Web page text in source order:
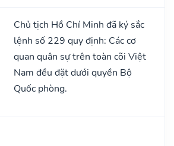
Chủ tịch Hồ Chí Minh đã ký sắc
lệnh số 229 quy định: Các cơ
quan quân sự trên toàn cõi Việt
Nam đều đặt dưới quyền Bộ
Quốc phòng.